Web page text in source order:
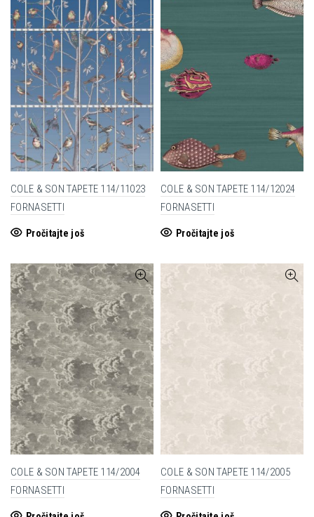
COLE & SON TAPETE 114/11023
FORNASETTI
Pročitajte još
COLE & SON TAPETE 114/12024
FORNASETTI
Pročitajte još
COLE & SON TAPETE 114/2004
FORNASETTI
COLE & SON TAPETE 114/2005
FORNASETTI